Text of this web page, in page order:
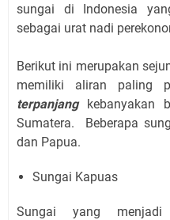
sungai di Indonesia
sebagai urat nadi
Berikut ini merupakan
memiliki aliran paling
terpanjangkebanyakan
Sumatera. Beberapa
dan Papua.
Sungai Kapuas
Sungai yang